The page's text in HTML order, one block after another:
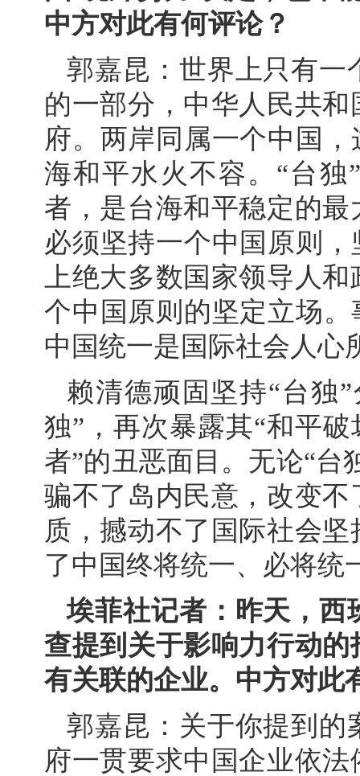
中方对此有何评论？
郭嘉昆：世界上只有一
的一部分，中华人民共
府。两岸同属一个中国
海和平水火不容。“台
者，是台海和平稳定的
必须坚持一个中国原则
上绝大多数国家领导人
个中国原则的坚定立场
中国统一是国际社会人心
赖清德顽固坚持“台独
独”，再次暴露其“和平
者”的丑恶面目。无论“台
骗不了岛内民意，改变
质，撼动不了国际社会
了中国终将统一、必将统
埃菲社记者：昨天，西
查提到关于影响力行动
有关联的企业。中方对此
郭嘉昆：关于你提到的
府一贯要求中国企业依